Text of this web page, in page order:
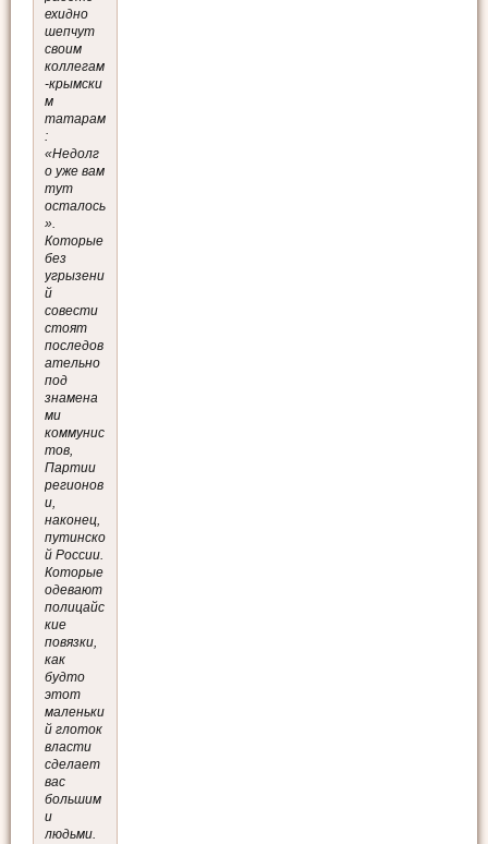
ехидно
шепчут
своим
коллегам
-крымски
м
татарам
:
«Недолг
о уже вам
тут
осталось
».
Которые
без
угрызени
й
совести
стоят
последов
ательно
под
знамена
ми
коммунис
тов,
Партии
регионов
и,
наконец,
путинско
й России.
Которые
одевают
полицайс
кие
повязки,
как
будто
этот
маленьки
й глоток
власти
сделает
вас
большим
и
людьми.